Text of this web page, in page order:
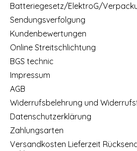
Batteriegesetz/ElektroG/
Sendungsverfolgung
Kundenbewertungen
Online Streitschlichtung
BGS technic
Impressum
AGB
Widerrufsbelehrung und
Datenschutzerklärung
Zahlungsarten
Versandkosten Lieferzeit